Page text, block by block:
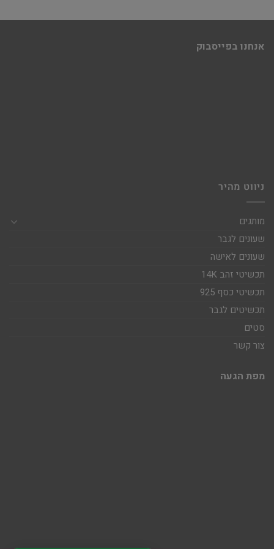
אנחנו בפייסבוק
ניווט מהיר
מותגים
שעונים לגבר
שעונים לאישה
תכשיטי זהב 14K
תכשיטי כסף 925
תכשיטים לגבר
סטים
צור קשר
מפת הגעה